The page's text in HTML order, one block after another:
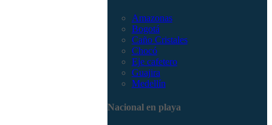
Amazonas
Bogotá
Caño Cristales
Chocó
Eje cafetero
Guajira
Medellín
Nacional en playa